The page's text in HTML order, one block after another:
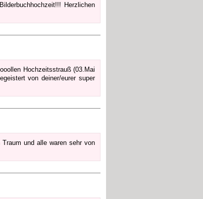
Herzlichen
Hochzeitsstrauß (03.Mai
von deiner/eurer super
und alle waren sehr von